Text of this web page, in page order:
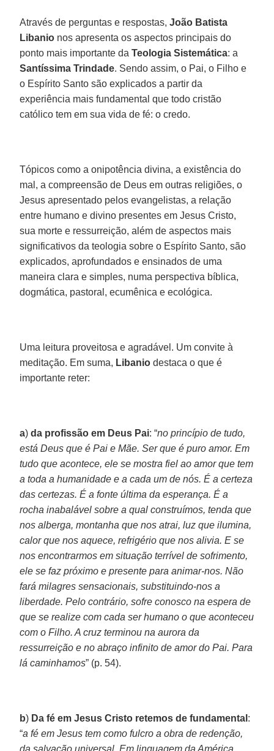
Através de perguntas e respostas, João Batista
Libanio nos apresenta os aspectos principais do
ponto mais importante daTeologia Sistemática: a
Santíssima Trindade. Sendo assim, o Pai, o Filho e
o Espírito Santo são explicados a partir da
experiência mais fundamental que todo cristão
católico tem em sua vida de fé: o credo.
Tópicos como a onipotência divina, a existência do
mal, a compreensão de Deus em outras religiões, o
Jesus apresentado pelos evangelistas, a relação
entre humano e divino presentes em Jesus Cristo,
sua morte e ressurreição, além de aspectos mais
significativos da teologia sobre o Espírito Santo, são
explicados, aprofundados e ensinados de uma
maneira clara e simples, numa perspectiva bíblica,
dogmática, pastoral, ecumênica e ecológica.
Uma leitura proveitosa e agradável. Um convite à
meditação. Em suma, Libanio destaca o que é
importante reter:
a)da profissão em Deus Pai: “no princípio de tudo,
está Deus que é Pai e Mãe. Ser que é puro amor. Em
tudo que acontece, ele se mostra fiel ao amor que tem
a toda a humanidade e a cada um de nós. É a certeza
das certezas. É a fonte última da esperança. É a
rocha inabalável sobre a qual construímos, tenda que
nos alberga, montanha que nos atrai, luz que ilumina,
calor que nos aquece, refrigério que nos alivia. E se
nos encontrarmos em situação terrível de sofrimento,
ele se faz próximo e presente para animar-nos. Não
fará milagres sensacionais, substituindo-nos a
liberdade. Pelo contrário, sofre conosco na espera de
que se realize com cada ser humano o que aconteceu
com o Filho. A cruz terminou na aurora da
ressurreição e no abraço infinito de amor do Pai. Para
lá caminhamos” (p. 54).
b) Da fé em Jesus Cristo retemos de fundamental :
“a fé em Jesus tem como fulcro a obra de redenção,
da salvação universal. Em linguagem da América